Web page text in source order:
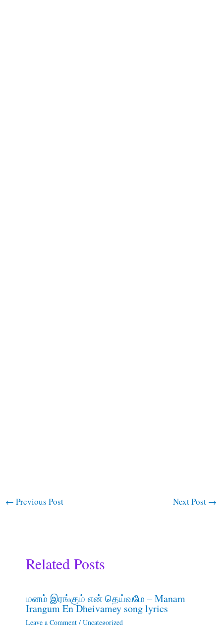
← Previous Post Next Post →
Related Posts
மனம் இரங்கும் என் தெய்வமே – Manam
Irangum En Dheivamey song lyrics
Leave a Comment / Uncategorized